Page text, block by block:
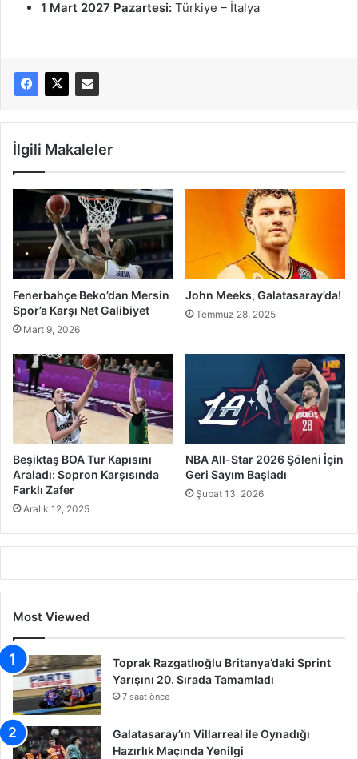
1 Mart 2027 Pazartesi: Türkiye – İtalya
İlgili Makaleler
Fenerbahçe Beko’dan Mersin
Spor’a Karşı Net Galibiyet
Mart 9, 2026
John Meeks, Galatasaray’da!
Temmuz 28, 2025
Beşiktaş BOA Tur Kapısını
Araladı: Sopron Karşısında
Farklı Zafer
Aralık 12, 2025
NBA All-Star 2026 Şöleni İçin
Geri Sayım Başladı
Şubat 13, 2026
Most Viewed
Toprak Razgatlıoğlu Britanya’daki Sprint
Yarışını 20. Sırada Tamamladı
7 saat önce
Galatasaray’ın Villarreal ile Oynadığı
Hazırlık Maçında Yenilgi